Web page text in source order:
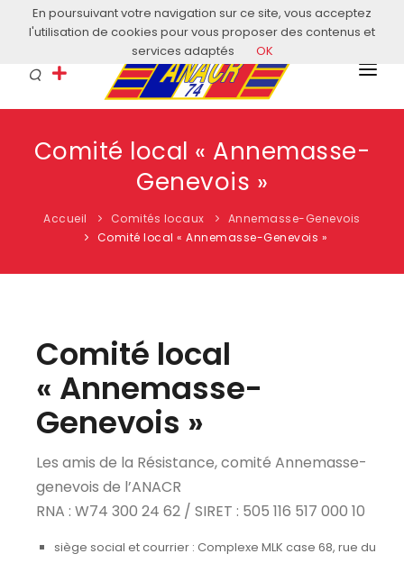
Courriel: contact@anacr74.fr
L’ANACR
EVÈNEMENTS
COMITÉS LOCAUX
ACTUALITÉS
HISTOIRE & EDUCATION
Comité local « Annemasse-
Genevois »
Accueil Comités locaux
Annemasse-Genevois
Comité local « Annemasse-Genevois »
Comité local
« Annemasse-
Genevois »
Les amis de la Résistance, comité Annemasse-
genevois de l’ANACR
RNA : W74 300 24 62 / SIRET : 505 116 517 000 10
siège social et courrier : Complexe MLK case 68, rue du
En poursuivant votre navigation sur ce site, vous acceptez
l'utilisation de cookies pour vous proposer des contenus et
services adaptés
OK